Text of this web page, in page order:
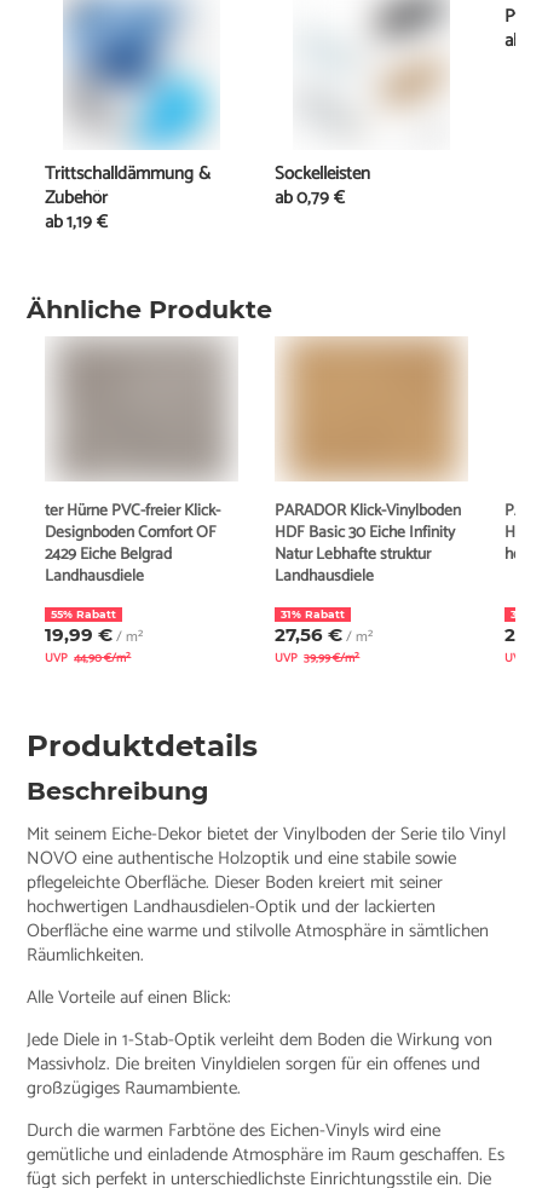
Ähnliche Produkte
ter Hürne PVC-freier Klick-
Designboden Comfort OF
2429 Eiche Belgrad
Landhausdiele
55% Rabatt
19,99 €/ m²
UVP 44,90 €/m²
PARADOR Klick-Vinylboden
HDF Basic 30 Eiche Infinity
Natur Lebhafte struktur
Landhausdiele
31% Rabatt
27,56 €/ m²
UVP 39,99 €/m²
HDF
hell
36%
UVP
Produktdetails
Beschreibung
Mit seinem Eiche-Dekor bietet der Vinylboden der Serie tilo Vinyl
NOVO eine authentische Holzoptik und eine stabile sowie
pflegeleichte Oberfläche. Dieser Boden kreiert mit seiner
hochwertigen Landhausdielen-Optik und der lackierten
Oberfläche eine warme und stilvolle Atmosphäre in sämtlichen
Räumlichkeiten.
Alle Vorteile auf einen Blick:
Jede Diele in 1-Stab-Optik verleiht dem Boden die Wirkung von
Massivholz. Die breiten Vinyldielen sorgen für ein offenes und
großzügiges Raumambiente.
Durch die warmen Farbtöne des Eichen-Vinyls wird eine
gemütliche und einladende Atmosphäre im Raum geschaffen. Es
fügt sich perfekt in unterschiedlichste Einrichtungsstile ein. Die
Trittschalldämmung &
Zubehör
ab1,19 €
Sockelleisten
ab0,79 €
ab